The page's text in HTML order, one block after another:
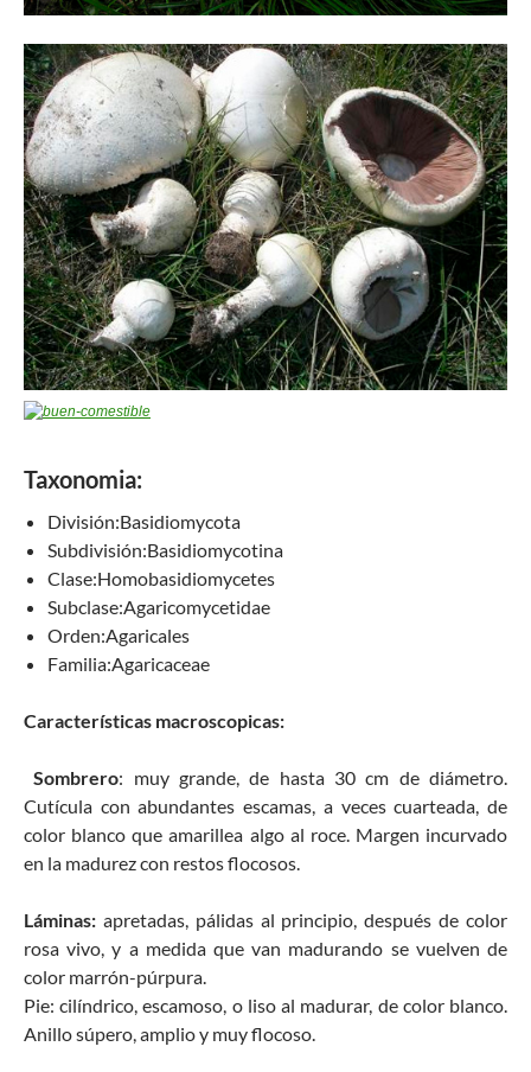
Taxonomia:
División:Basidiomycota
Subdivisión:Basidiomycotina
Clase:Homobasidiomycetes
Subclase:Agaricomycetidae
Orden:Agaricales
Familia:Agaricaceae
Características macroscopicas:
Sombrero: muy grande, de hasta 30 cm de diámetro.
Cutícula con abundantes escamas, a veces cuarteada, de
color blanco que amarillea algo al roce. Margen incurvado
en la madurez con restos flocosos.
Láminas: apretadas, pálidas al principio, después de color
rosa vivo, y a medida que van madurando se vuelven de
color marrón-púrpura.
Pie: cilíndrico, escamoso, o liso al madurar, de color blanco.
Anillo súpero, amplio y muy flocoso.